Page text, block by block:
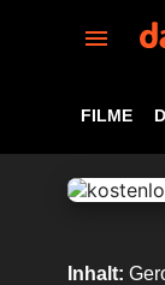
FILME
Inhalt: